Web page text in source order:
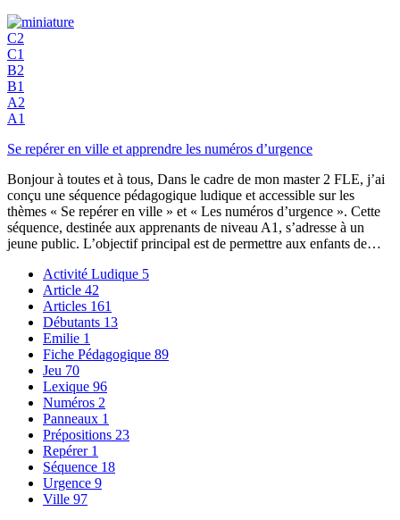
C2
C1
B2
B1
A2
A1
Se repérer en ville et apprendre les numéros d’urgence
Bonjour à toutes et à tous, Dans le cadre de mon master 2 FLE, j’ai
conçu une séquence pédagogique ludique et accessible sur les
thèmes « Se repérer en ville » et « Les numéros d’urgence ». Cette
séquence, destinée aux apprenants de niveau A1, s’adresse à un
jeune public. L’objectif principal est de permettre aux enfants de…
Activité Ludique 5
Article 42
Articles 161
Débutants 13
Emilie 1
Fiche Pédagogique 89
Jeu 70
Lexique 96
Numéros 2
Panneaux 1
Prépositions 23
Repérer 1
Séquence 18
Urgence 9
Ville 97